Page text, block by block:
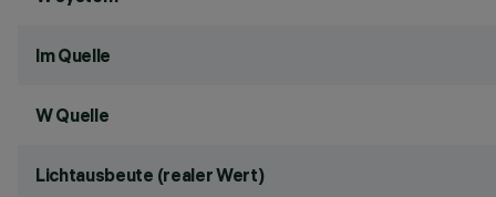
lm Quelle
W Quelle
Lichtausbeute (realer Wert)